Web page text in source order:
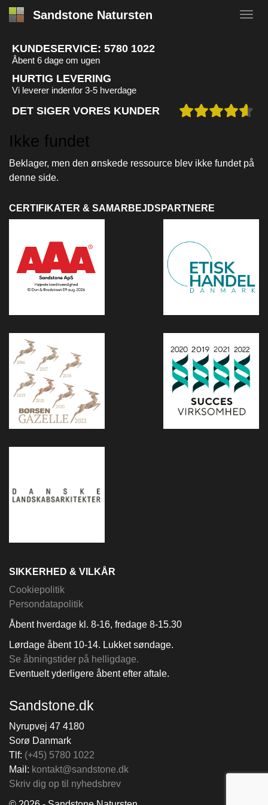
Sandstone Natursten
KUNDESERVICE: 5780 1022
Åbent 6 dage om ugen
HURTIG LEVERING
Vi leverer indenfor 3-5 hverdage
DET SIGER VORES KUNDER
Ikke fundet
Beklager, men den ønskede ressource blev ikke fundet på
denne side.
CERTIFIKATER & SAMARBEJDSPARTNERE
SIKKERHED & VILKÅR
Cookiepolitik
Persondatapolitik
Åbent hverdage kl. 8-16, fredage 8-15.30
Lørdage åbent 10-14. Lukket søndage.
Se åbningstider på helligdage.
Eventuelt yderligere åbent efter aftale.
Sandstone.dk
Nyrupvej 47 4180
Sorø Danmark
Tlf: (+45) 5780 1022
Mail: kontakt@sandstone.dk
Skriv dig op til nyhedsbrev